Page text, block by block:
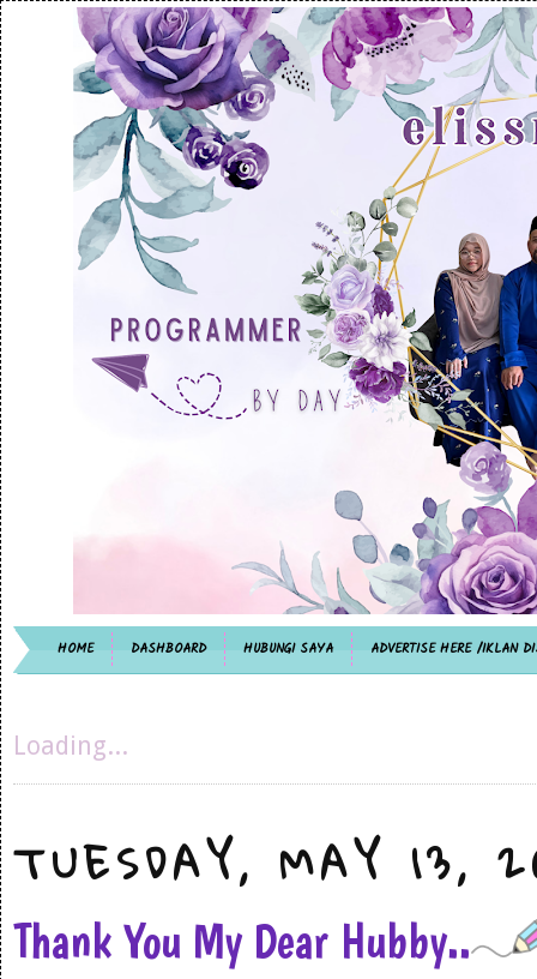
HOME DASHBOARD HUBUNGI SAYA ADVERTISE HERE /IKLAN
Loading...
TUESDAY, MAY 13,
Thank You My Dear Hubby..